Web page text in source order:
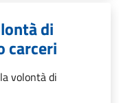
di
carceri
volontà di